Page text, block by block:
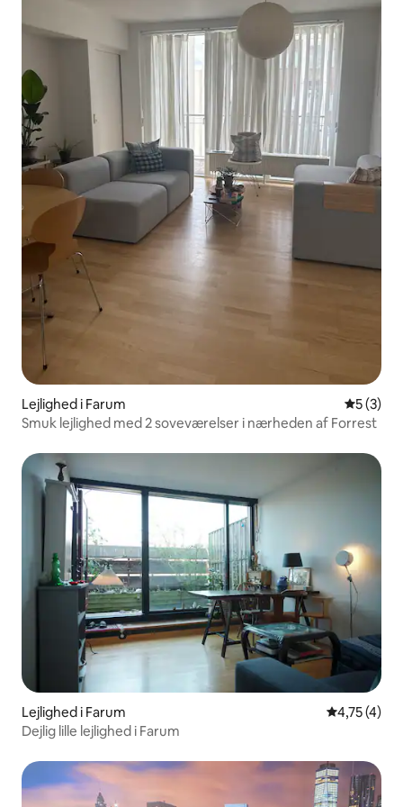
Lejlighed i Farum 5 ud af 5
5 (3)
Smuk lejlighed med 2 soveværelser i nærheden af Forrest
Lejlighed i Farum 4,75 ud af
4,75 (4)
Dejlig lille lejlighed i Farum